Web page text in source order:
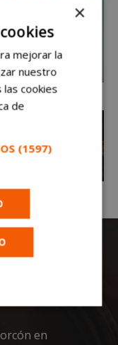
en
×
mejorar la
nuestro
cookies
de
(1597)
de